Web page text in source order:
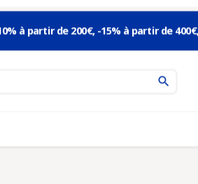
à partir de 200€, -15% à partir de
search